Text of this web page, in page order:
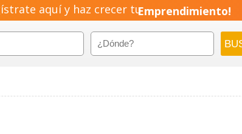
aquí y haz crecer tuEmprendimiento!